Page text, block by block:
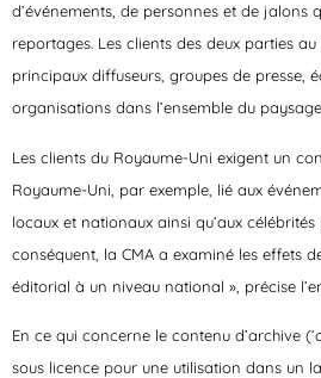
d’événements, de personnes et de jalons
reportages. Les clients des deux parties
principaux diffuseurs, groupes de presse,
organisations dans l’ensemble du
Les clients du Royaume-Uni exigent un
Royaume-Uni, par exemple, lié aux
locaux et nationaux ainsi qu’aux
conséquent, la CMA a examiné les effets
éditorial à un niveau national », précise
En ce qui concerne le contenu d’archive
sous licence pour une utilisation dans un